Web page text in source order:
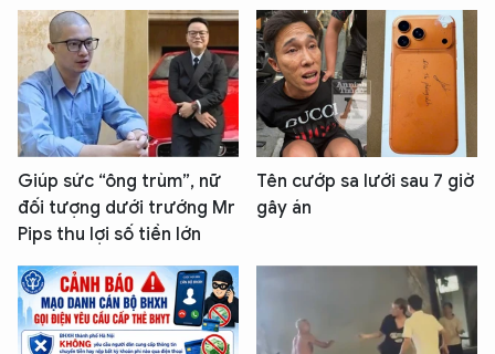
Giúp sức “ông trùm”, nữ
đối tượng dưới trướng Mr
Pips thu lợi số tiền lớn
Tên cướp sa lưới sau 7 giờ
gây án